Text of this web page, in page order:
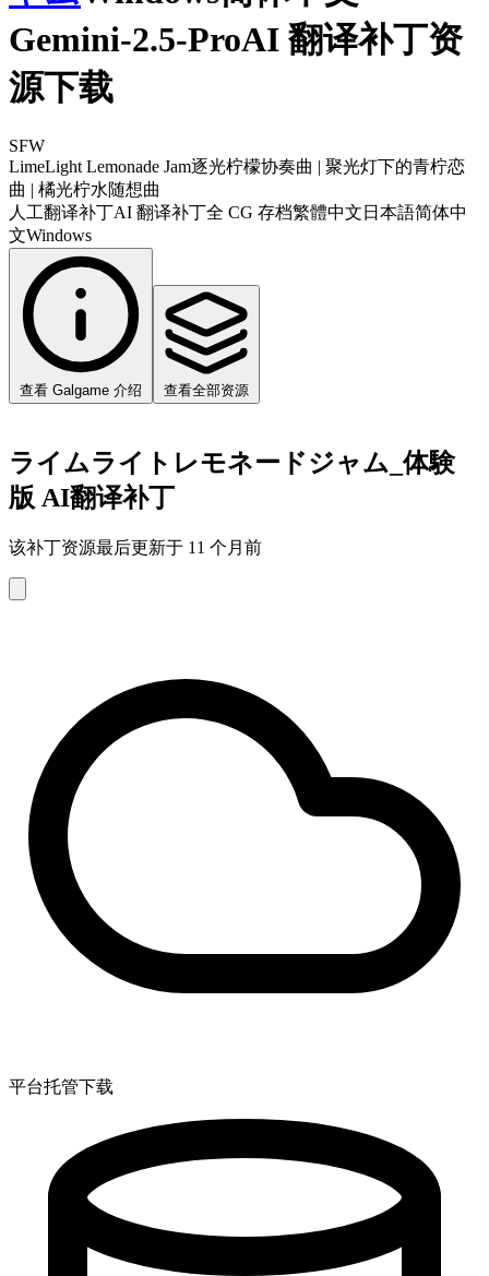
Gemini-2.5-ProAI 翻译补丁资
源下载
SFW
LimeLight Lemonade Jam逐光柠檬协奏曲 | 聚光灯下的青柠恋
曲 | 橘光柠水随想曲
人工翻译补丁AI 翻译补丁全 CG 存档繁體中文 日本語简体中
文Windows
查看 Galgame 介绍 查看全部资源
ライムライトレモネードジャム_体験
版 AI翻译补丁
该补丁资源最后更新于 11 个月前
平台托管下载